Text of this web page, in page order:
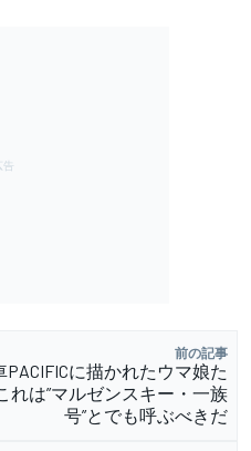
前の記事
に描かれたウマ娘た
は”マルゼンスキー・一族
号”とでも呼ぶべきだ